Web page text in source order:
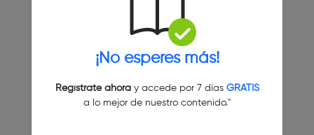
¡No esperes más!
Regístrate ahoray accede por 7 días GRATIS
a lo mejor de nuestro contenido."